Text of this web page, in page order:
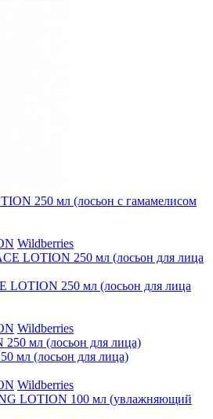
250 мл (лосьон с гамамелисом
Wildberries
250 мл (лосьон для лица
Wildberries
мл (лосьон для лица)
Wildberries